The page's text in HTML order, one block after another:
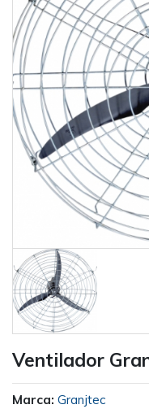
Ventilador
Marca: Granjtec